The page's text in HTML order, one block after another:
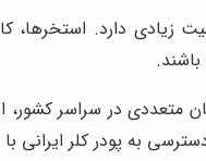
زیادی دارد.
متعددی در سراسر
به پودر کلر ایرانی